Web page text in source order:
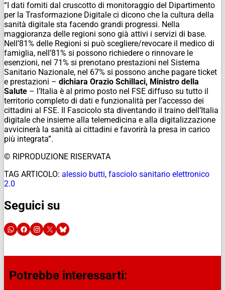
“I dati forniti dal cruscotto di monitoraggio del Dipartimento
per la Trasformazione Digitale ci dicono che la cultura della
sanità digitale sta facendo grandi progressi. Nella
maggioranza delle regioni sono già attivi i servizi di base.
Nell’81% delle Regioni si può scegliere/revocare il medico di
famiglia, nell’81% si possono richiedere o rinnovare le
esenzioni, nel 71% si prenotano prestazioni nel Sistema
Sanitario Nazionale, nel 67% si possono anche pagare ticket
e prestazioni – dichiara Orazio Schillaci, Ministro della
Salute – l’Italia è al primo posto nel FSE diffuso su tutto il
territorio completo di dati e funzionalità per l’accesso dei
cittadini al FSE. Il Fascicolo sta diventando il traino dell’Italia
digitale che insieme alla telemedicina e alla digitalizzazione
avvicinerà la sanità ai cittadini e favorirà la presa in carico
più integrata”.
© RIPRODUZIONE RISERVATA
TAG ARTICOLO: alessio butti, fasciolo sanitario elettronico
2.0
Seguici su
Potrebbe interessarti: